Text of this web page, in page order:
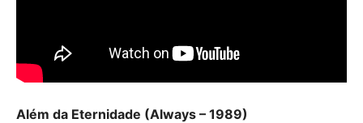
Além da Eternidade (Always – 1989)